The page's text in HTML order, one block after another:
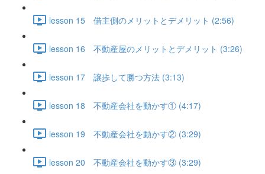
lesson 15 借主側のメリットとデメリット (2:56)
lesson 16 不動産屋のメリットとデメリット (3:26)
lesson 17 譲歩して勝つ方法 (3:13)
lesson 18 不動産会社を動かす① (4:17)
lesson 19 不動産会社を動かす② (3:29)
lesson 20 不動産会社を動かす③ (3:29)